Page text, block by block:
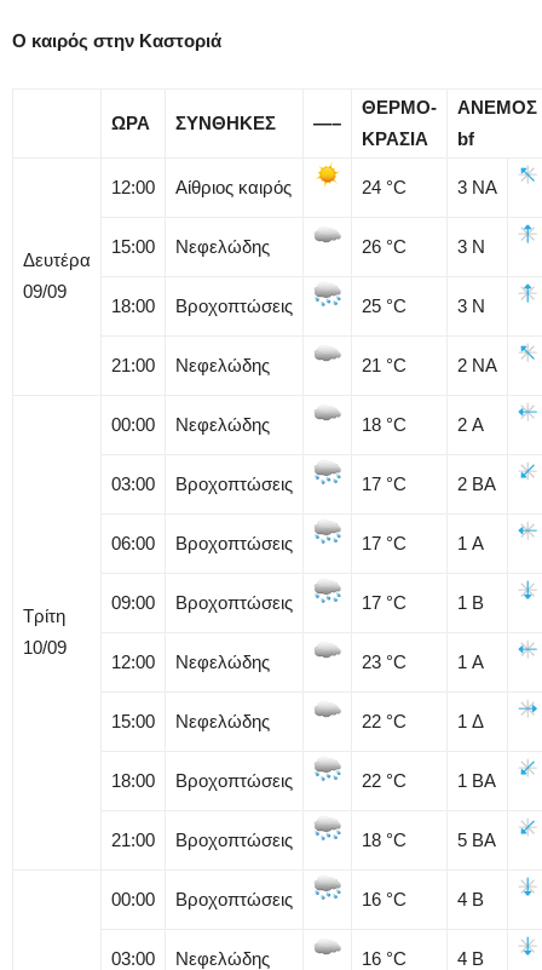
Ο καιρός στην Καστοριά
ΩΡΑ ΣΥΝΘΗΚΕΣ —–
ΘΕΡΜΟ-
ΚΡΑΣΙΑ
ΑΝΕΜΟΣ
bf
Δευτέρα
09/09
12:00 Αίθριος καιρός 24 °C 3 ΝΑ
15:00 Νεφελώδης 26 °C 3 Ν
18:00 Βροχοπτώσεις 25 °C 3 Ν
21:00 Νεφελώδης 21 °C 2 ΝΑ
Τρίτη
10/09
00:00 Νεφελώδης 18 °C 2 Α
03:00 Βροχοπτώσεις 17 °C 2 ΒΑ
06:00 Βροχοπτώσεις 17 °C 1 Α
09:00 Βροχοπτώσεις 17 °C 1 Β
12:00 Νεφελώδης 23 °C 1 Α
15:00 Νεφελώδης 22 °C 1 Δ
18:00 Βροχοπτώσεις 22 °C 1 ΒΑ
21:00 Βροχοπτώσεις 18 °C 5 ΒΑ
00:00 Βροχοπτώσεις 16 °C 4 Β
03:00 Νεφελώδης 16 °C 4 Β